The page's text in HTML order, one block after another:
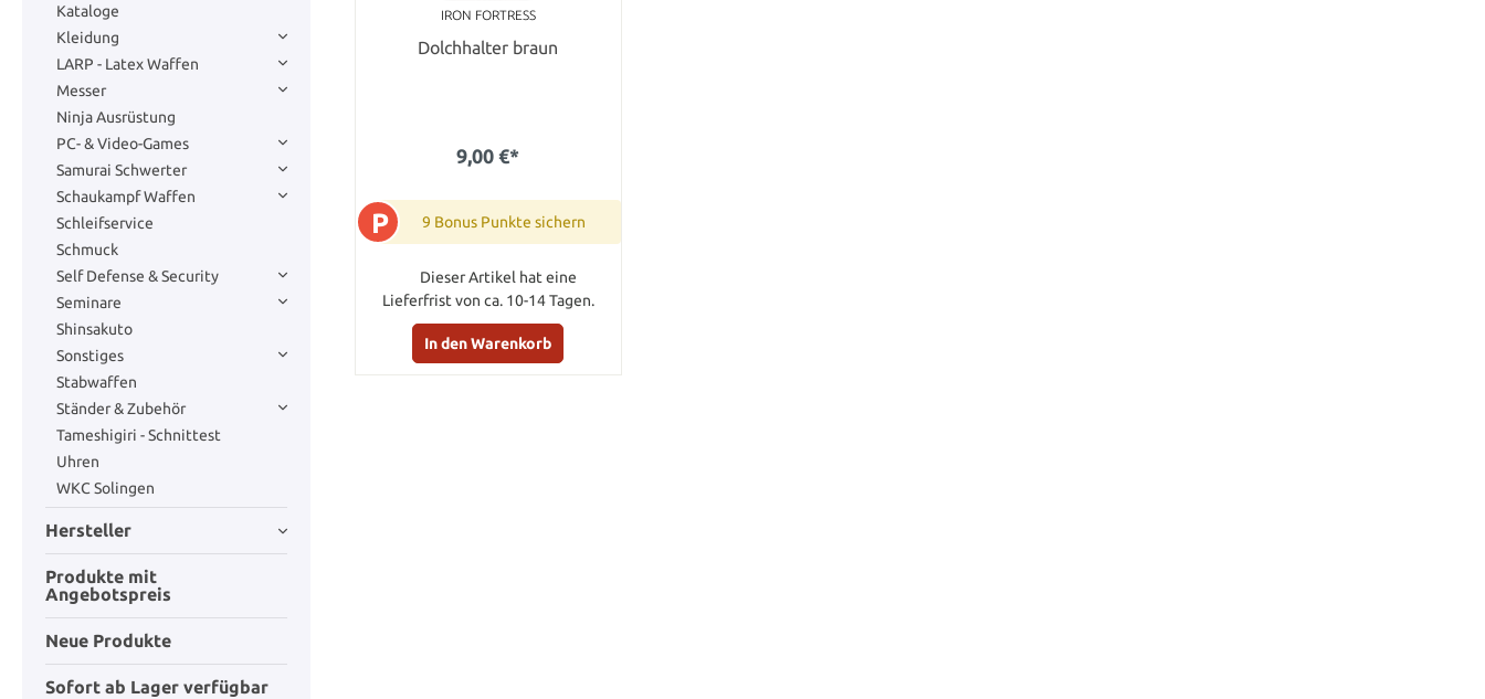
Kataloge
Kleidung
LARP - Latex Waffen
Messer
Ninja Ausrüstung
PC- & Video-Games
Samurai Schwerter
Schaukampf Waffen
Schleifservice
Schmuck
Self Defense & Security
Seminare
Shinsakuto
Sonstiges
Stabwaffen
Ständer & Zubehör
Tameshigiri - Schnittest
Uhren
WKC Solingen
Hersteller
Produkte mit
Angebotspreis
Neue Produkte
Sofort ab Lager verfügbar
IRON FORTRESS
Dolchhalter braun
9,00 €*
P 9 Bonus Punkte sichern
Dieser Artikel hat eine
Lieferfrist von ca. 10-14 Tagen.
In den Warenkorb